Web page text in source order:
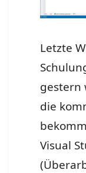
Letzte
gestern
die
Visual